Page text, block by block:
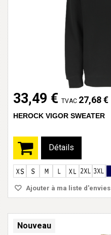
33,49 € TVAC 27,68 €
HEROCK VIGOR SWEATER
Détails
Ajouter à ma liste d'envies
Nouveau